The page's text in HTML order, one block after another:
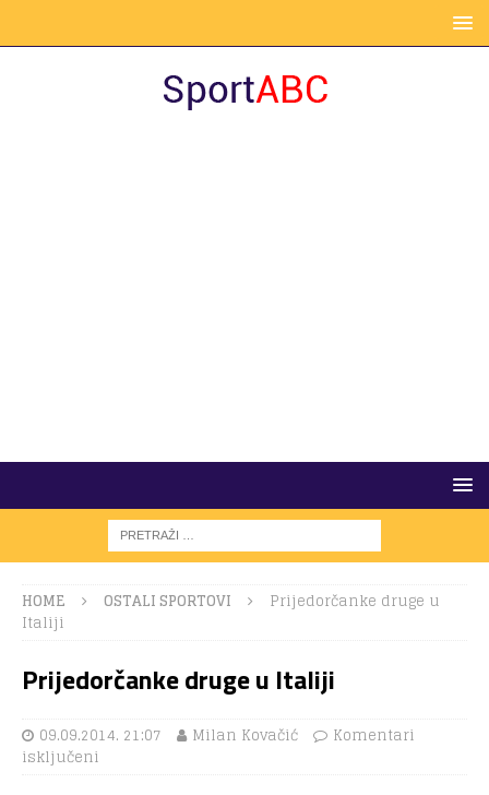
HOME OSTALI SPORTOVI
Prijedorčanke druge u
Italiji
Prijedorčanke druge u Italiji
09.09.2014. 21:07 Milan Kovačić
Komentari
isključeni